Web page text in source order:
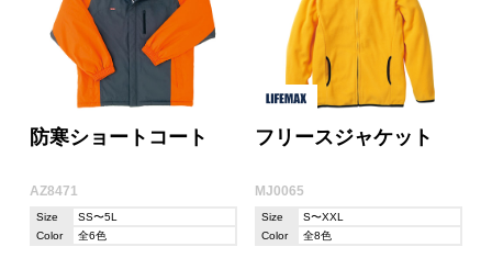
防寒ショートコート
AZ8471
Size
SS〜5L
Color
全6色
フリースジャケット
MJ0065
Size
S〜XXL
Color
全8色